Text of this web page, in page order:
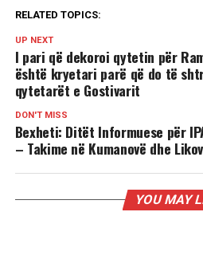
RELATED TOPICS:
UP NEXT
I pari që dekoroi qytetin për
është kryetari parë që do të
qytetarët e Gostivarit
DON'T MISS
Bexheti: Ditët Informuese për
– Takime në Kumanovë dhe
YOU MAY